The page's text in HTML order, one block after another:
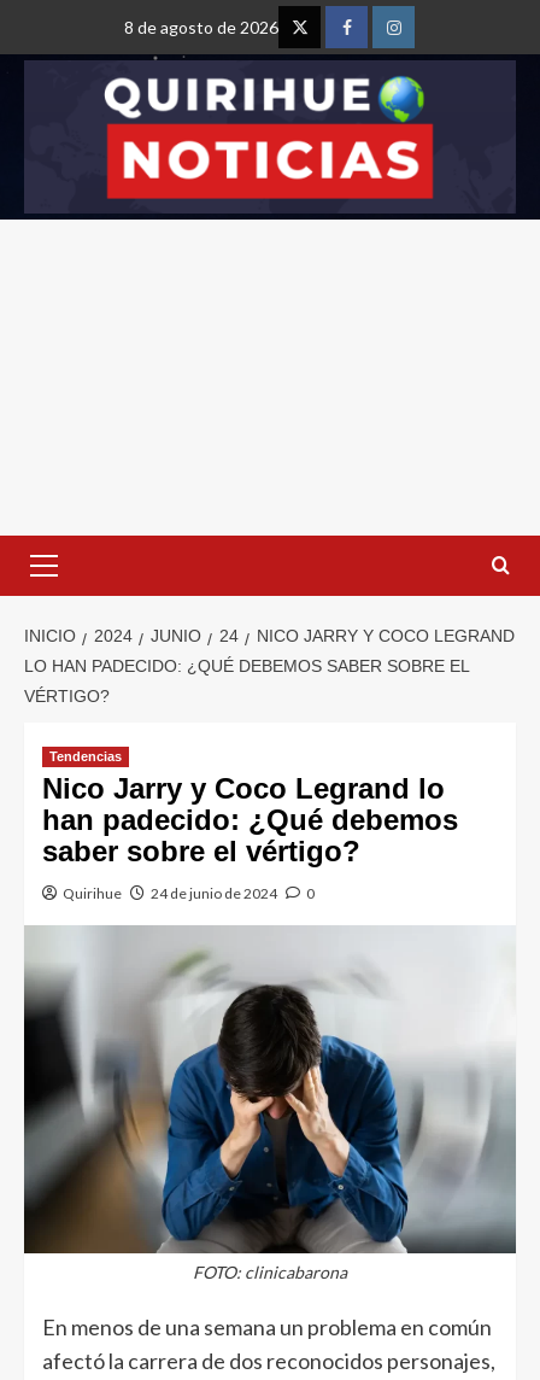
8 de agosto de 2026
INICIO 2024 JUNIO 24
NICO JARRY Y COCO LEGRAND
LO HAN PADECIDO: ¿QUÉ DEBEMOS SABER SOBRE EL
VÉRTIGO?
Tendencias
Nico Jarry y Coco Legrand lo
han padecido: ¿Qué debemos
saber sobre el vértigo?
Quirihue 24 de junio de 2024 0
FOTO: clinicabarona
En menos de una semana un problema en común
afectó la carrera de dos reconocidos personajes,